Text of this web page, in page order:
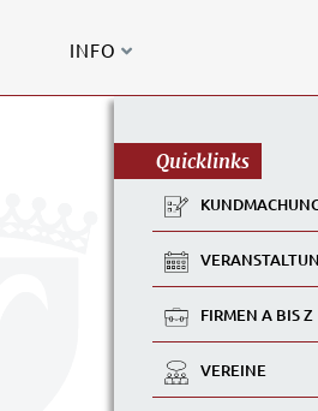
INFO
Quicklinks
FIRMEN A BIS Z
VEREINE